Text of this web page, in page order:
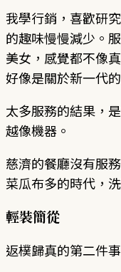
我學行銷，喜歡研
的趣味慢慢減少。
美女，感覺都不像
好像是關於新一代
太多服務的結果，
越像機器。
慈濟的餐廳沒有服
菜瓜布多的時代，
輕裝簡從
返樸歸真的第二件